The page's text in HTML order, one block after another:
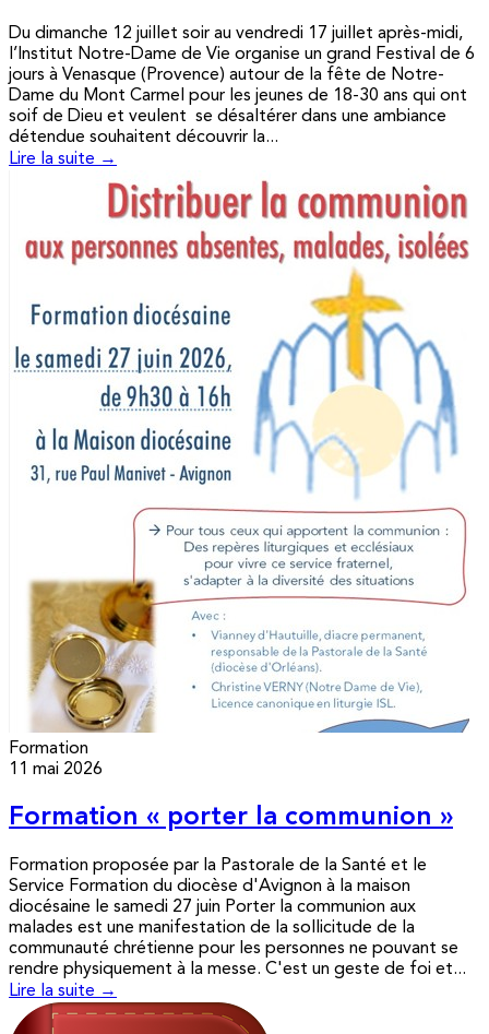
Du dimanche 12 juillet soir au vendredi 17 juillet après-midi,
l’Institut Notre-Dame de Vie organise un grand Festival de 6
jours à Venasque (Provence) autour de la fête de Notre-
Dame du Mont Carmel pour les jeunes de 18-30 ans qui ont
soif de Dieu et veulent se désaltérer dans une ambiance
détendue souhaitent découvrir la...
Lire la suite →
Formation
11 mai 2026
Formation « porter la communion »
Formation proposée par la Pastorale de la Santé et le
Service Formation du diocèse d'Avignon à la maison
diocésaine le samedi 27 juin Porter la communion aux
malades est une manifestation de la sollicitude de la
communauté chrétienne pour les personnes ne pouvant se
rendre physiquement à la messe. C'est un geste de foi et...
Lire la suite →